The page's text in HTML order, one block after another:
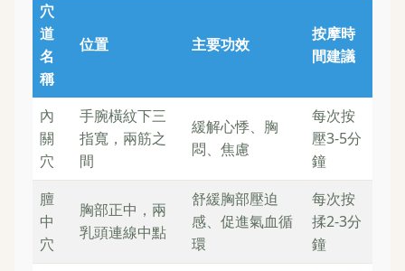
穴
道
名
稱
位置 主要功效
按摩時
間建議
內
關
穴
手腕橫紋下三
指寬，兩筋之
間
緩解心悸、胸
悶、焦慮
每次按
壓3-5分
鐘
膻
中
穴
胸部正中，兩
乳頭連線中點
舒緩胸部壓迫
感、促進氣血循
環
每次按
揉2-3分
鐘